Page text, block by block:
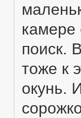
камере
поиск.
тоже к
окунь.